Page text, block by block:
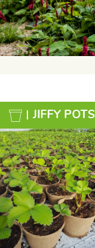
JIFFY POTS